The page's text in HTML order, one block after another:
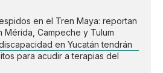
en el Tren Maya: reportan
Mérida, Campeche y Tulum
en Yucatán tendrán
para acudir a terapias del